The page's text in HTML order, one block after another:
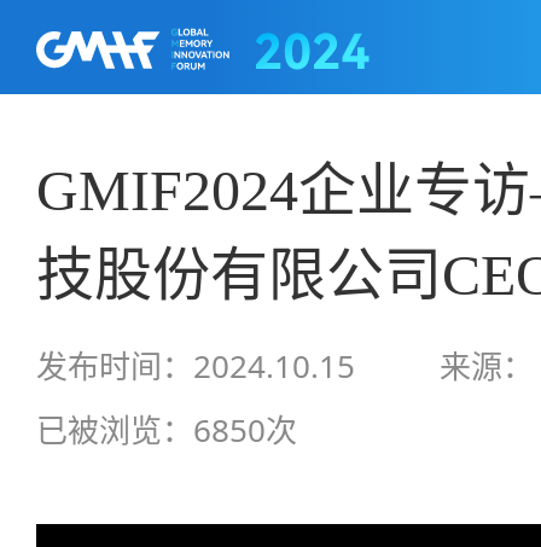
GMIF2024企业专
技股份有限公司
发布时间：2024.10.15
来源：
已被浏览：6850次